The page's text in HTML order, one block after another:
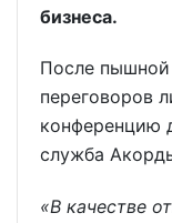
бизнеса.
После пышной
переговоров
конференцию
служба
«В качестве